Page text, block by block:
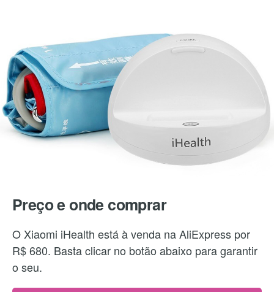
Preço e onde comprar
O Xiaomi iHealth está à venda na AliExpress por
R$ 680. Basta clicar no botão abaixo para garantir
o seu.